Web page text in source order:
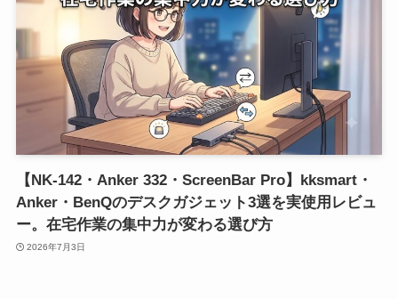
【NK-142・Anker 332・ScreenBar Pro】kksmart・
Anker・BenQのデスクガジェット3選を実使用レビュ
ー。在宅作業の集中力が変わる選び方
2026年7月3日